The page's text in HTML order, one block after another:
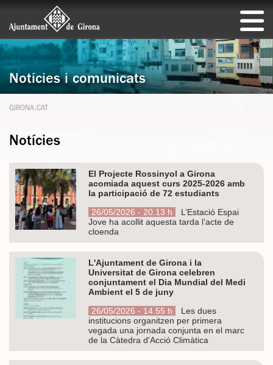
Notícies i comunicats
GIRONA.CAT
Notícies
El Projecte Rossinyol a Girona
acomiada aquest curs 2025-2026 amb
la participació de 72 estudiants
26/05/2026 - 20.13 h
L’Estació Espai
Jove ha acollit aquesta tarda l’acte de
cloenda
L'Ajuntament de Girona i la
Universitat de Girona celebren
conjuntament el Dia Mundial del Medi
Ambient el 5 de juny
26/05/2026 - 14.55 h
Les dues
institucions organitzen per primera
vegada una jornada conjunta en el marc
de la Càtedra d'Acció Climàtica